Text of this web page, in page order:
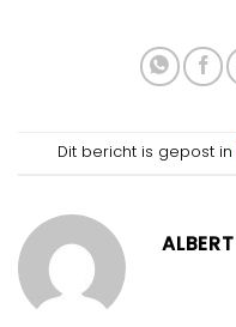
Dit bericht is gepost in
ALBERT